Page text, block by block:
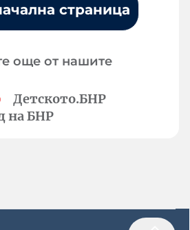
страница
още от нашите
Детското.БНР
на БНР